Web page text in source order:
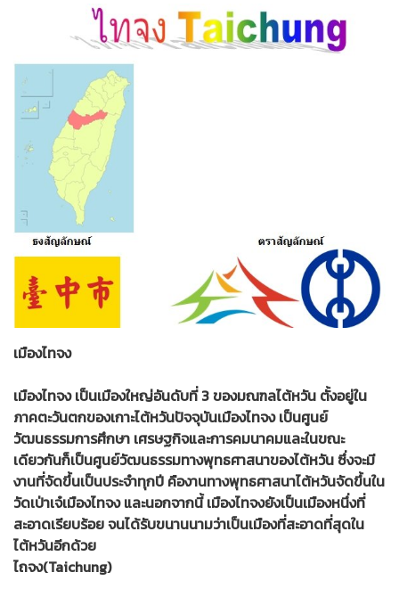
เมืองไทจง
เมืองไทจง เป็นเมืองใหญ่อันดับที่ 3 ของมณฑลไต้หวัน ตั้งอยู่ใน
ภาคตะวันตกของเกาะไต้หวันปัจจุบันเมืองไทจง เป็นศูนย์
วัฒนธรรมการศึกษา เศรษฐกิจและการคมนาคมและในขณะ
เดียวกันก็เป็นศูนย์วัฒนธรรมทางพุทธศาสนาของไต้หวัน ซึ่งจะมี
งานที่จัดขึ้นเป็นประจำทุกปี คืองานทางพุทธศาสนาไต้หวันจัดขึ้นใน
วัดเป่าเจ๋เมืองไทจง และนอกจากนี้ เมืองไทจงยังเป็นเมืองหนึ่งที่
สะอาดเรียบร้อย จนได้รับขนานนามว่าเป็นเมืองที่สะอาดที่สุดใน
ไต้หวันอีกด้วย
ไถจง(Taichung)